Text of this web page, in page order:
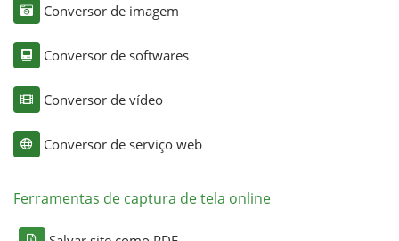
Conversor de imagem
Conversor de softwares
Conversor de vídeo
Conversor de serviço web
Ferramentas de captura de tela online